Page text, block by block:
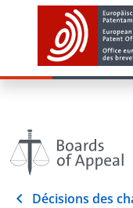
Décisions des